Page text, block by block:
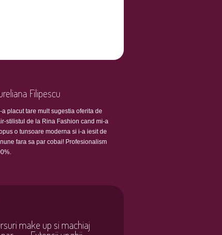
Filipescu
a placut tare mult sugestia oferita de
stilistul de la Rina Fashion cand mi-a
o tunsoare moderna si i-a iesit de
fara sa par cobai! Profesionalism
make up si machiaj